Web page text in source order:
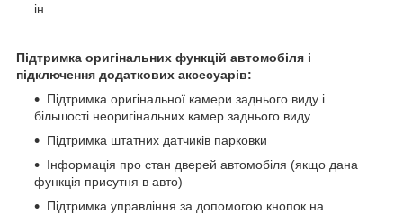
ін.
Підтримка оригінальних функцій автомобіля і
підключення додаткових аксесуарів:
Підтримка оригінальної камери заднього виду і
більшості неоригінальних камер заднього виду.
Підтримка штатних датчиків парковки
Інформація про стан дверей автомобіля (якщо дана
функція присутня в авто)
Підтримка управління за допомогою кнопок на